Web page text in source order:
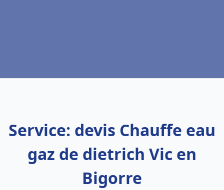
Service: devis Chauffe eau
gaz de dietrich Vic en
Bigorre